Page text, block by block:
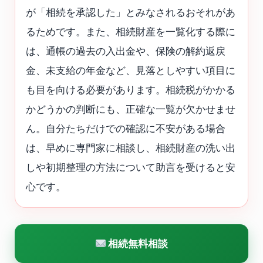
が「相続を承認した」とみなされるおそれがあ
るためです。また、相続財産を一覧化する際に
は、通帳の過去の入出金や、保険の解約返戻
金、未支給の年金など、見落としやすい項目に
も目を向ける必要があります。相続税がかかる
かどうかの判断にも、正確な一覧が欠かせませ
ん。自分たちだけでの確認に不安がある場合
は、早めに専門家に相談し、相続財産の洗い出
しや初期整理の方法について助言を受けると安
心です。
相続無料相談